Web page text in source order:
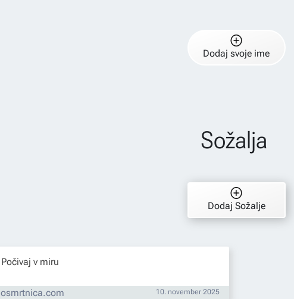
Dodaj svoje ime
Sožalja
Dodaj Sožalje
Počivaj v miru
osmrtnica.com 10. november 2025